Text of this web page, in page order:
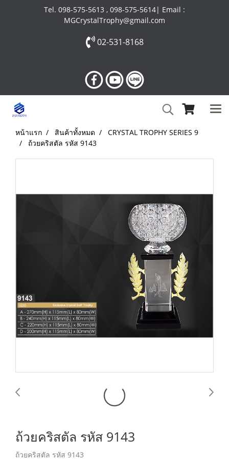
Tel. 098-575-5613 , 098-575-5614| Email :
MGCrystalTrophy@gmail.com
02-531-8168
หน้าแรก สินค้าทั้งหมด
CRYSTAL TROPHY SERIES 9
ถ้วยคริสตัล รหัส 9143
ถ้วยคริสตัล รหัส 9143
ถ้วยคริสตัล รหัส 9143